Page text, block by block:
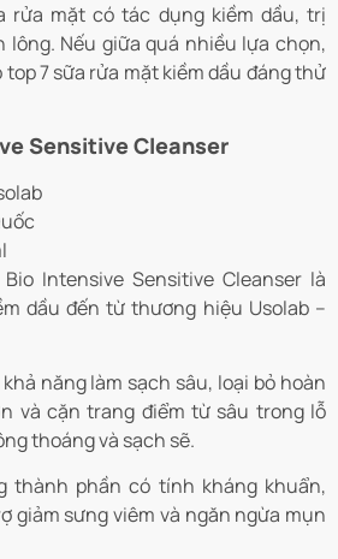
rửa mặt có tác dụng kiềm dầu, trị
Nếu giữa quá nhiều lựa chọn,
7 sữa rửa mặt kiềm dầu đáng thử
Sensitive Cleanser
Intensive Sensitive Cleanser là
dầu đến từ thương hiệu Usolab –
năng làm sạch sâu, loại bỏ hoàn
và cặn trang điểm từ sâu trong lỗ
thoáng và sạch sẽ.
thành phần có tính kháng khuẩn,
giảm sưng viêm và ngăn ngừa mụn